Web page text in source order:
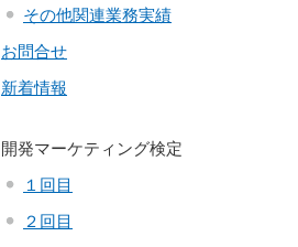
その他関連業務実績
お問合せ
新着情報
開発マーケティング検定
１回目
２回目